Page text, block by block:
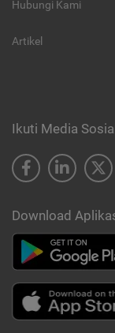
Hubungi Kami
Artikel
Ikuti Media
Download